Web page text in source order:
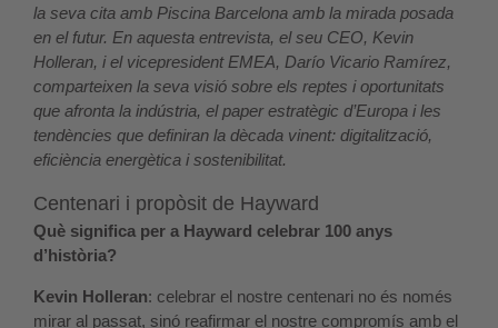
la seva cita amb Piscina Barcelona amb la mirada posada
en el futur. En aquesta entrevista, el seu CEO, Kevin
Holleran, i el vicepresident EMEA, Darío Vicario Ramírez,
comparteixen la seva visió sobre els reptes i oportunitats
que afronta la indústria, el paper estratègic d’Europa i les
tendències que definiran la dècada vinent: digitalització,
eficiència energètica i sostenibilitat.
Centenari i propòsit de Hayward
Què significa per a Hayward celebrar 100 anys
d’història?
Kevin Holleran: celebrar el nostre centenari no és només
mirar al passat, sinó reafirmar el nostre compromís amb el